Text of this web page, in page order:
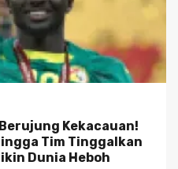
Kekacauan!
Tim Tinggalkan
Dunia Heboh